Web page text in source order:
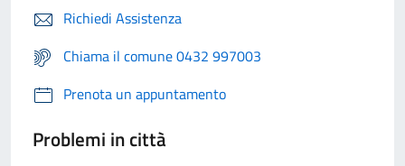
Richiedi Assistenza
Chiama il comune 0432 997003
Prenota un appuntamento
Problemi in città